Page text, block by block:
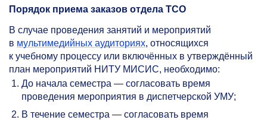
Порядок приема заказов отдела ТСО
В случае проведения занятий и мероприятий
в мультимедийных аудиториях, относящихся
к учебному процессу или включённых в утверждённый
план мероприятий НИТУ МИСИС, необходимо:
До начала семестра — согласовать время
проведения мероприятия в диспетчерской УМУ;
В течение семестра — согласовать время